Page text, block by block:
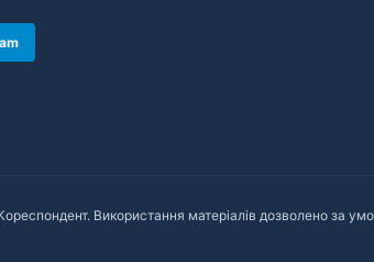
Використання матеріалів дозволено за